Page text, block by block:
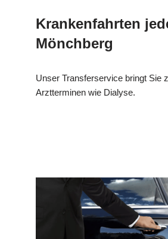
Krankenfahrten
Mönchberg
Unser Transferservice bringt Sie
Arztterminen wie Dialyse.